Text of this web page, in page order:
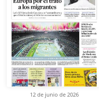
12 de junio de 2026